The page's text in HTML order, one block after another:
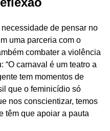
de pensar no
uma parceria com o
combater a violência
“O carnaval é um teatro a
tem momentos de
que o feminicídio só
nos conscientizar, temos
têm que apoiar a pauta